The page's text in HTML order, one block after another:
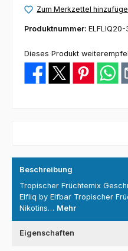
Zum Merkzettel
Produktnummer: ELFLIQ20-
Dieses Produkt
Beschreibung
Tropischer Früchtemix
Elfliq by Elfbar Tropischer
Nikotins… Mehr
Eigenschaften